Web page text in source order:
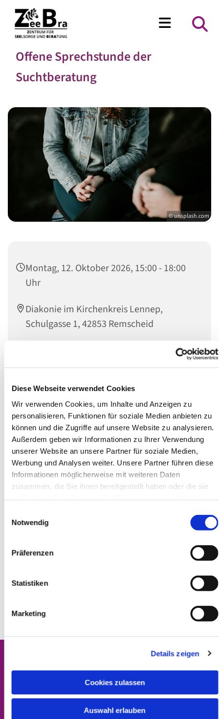
Diese Webseite verwendet Cookies
Wir verwenden Cookies, um Inhalte und Anzeigen zu
personalisieren, Funktionen für soziale Medien anbieten zu
können und die Zugriffe auf unsere Website zu analysieren.
Außerdem geben wir Informationen zu Ihrer Verwendung
unserer Website an unsere Partner für soziale Medien,
Werbung und Analysen weiter. Unsere Partner führen diese
Informationen möglicherweise mit weiteren Daten
zusammen, die Sie ihnen bereitgestellt haben oder die sie
Notwendig
Präferenzen
Statistiken
Marketing
Details zeigen
Cookies zulassen
Auswahl erlauben
Offene Sprechstunde der
Suchtberatung
© unsplash.com
Montag, 12. Oktober 2026, 15:00 - 18:00
Uhr
Diakonie im Kirchenkreis Lennep,
Schulgasse 1, 42853 Remscheid
deren Angehörige und das soziale Umfeld.
Persönlich können Sie jeden Montag während der
offenen Sprechstunde von 15 bis 18 Uhr Einzelgespräche
mit einem Suchtberater wahrnehmen.
Kontakt